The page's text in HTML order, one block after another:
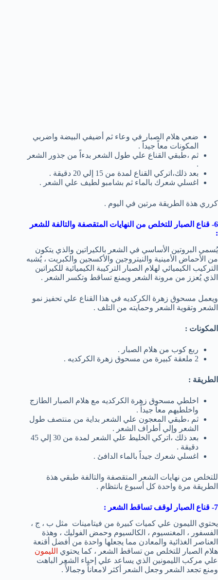
ضعي هلام الصبار في وعاء ثم أضيفي البيضة واضربي
المكونات معاً جيداً .
ثم ،طبقي القناع علي طول الشعر بدءاً من جذور الشعر
.
بعد ذلك،اتركي القناع لمدة من 15 إلي 20 دقيقة .
اغسلي شعرك بالماء ثم بشامبو لطيف علي الشعر .
كرري هذة الطريقة مرتين في اليوم .
6- قناع الصبار للتخلص من النهايات المتقصفة والتالفة للشعر
:
يُسمي البروتين الأساسي في الشعر بالكيراتين والذي يتكون
من الأحماض الأمينية والنيتروجين والأكسجين والكبريت ، يُشبه
التركيب الكيميائي لهلام الصبار التركيبة الكيميائية للكيراتين
الذي يُعزز من مرونة الشعر ويمنع تساقط وتكسر الشعر .
ويعمل مسحوق زهرة الكركديه في هذا القناع علي تحفيز نمو
الشعر وتقوية الشعر وحمايته من التلف .
المكونات :
ربع كوب من هلام الصبار .
2 ملعقة كبيرة من مسحوق زهرة الكركديه .
الطريقة :
اخلطي مسحوق زهرة الكركديه مع هلام الصبار الطازج
واخلطيهم معاً جيداً .
ثم ،طبقي المعجون علي الشعر بداية من منتصف طول
الشعر وإلي أطراف الشعر .
بعد ذلك ،اتركي الخليط علي الشعر لمدة من 30 إلي 45
دقيقة .
اغسلي شعرك جيداً بالماء الدافئ .
للتخلص من نهايات الشعر المتقصفة والتالفة طبقي هذة
الطريقة مرة واحدة كل أسبوع بانتظام .
7- قناع الصبار لوقف تساقط الشعر :
يحتوي الليمون علي كميات كبيرة من فيتامينات مثل ب ، ج ،
الفسفور ، المغنسيوم ، الكالسيوم وحمض الفوليك ، وهذة
العناصر الغذائية والمعادن مما يجعلها واحدة من أفضل أقنعة
هلام الصبار للتخلص من تساقط الشعر ، كما يحتوي الليمون
علي مركب الليمونين الذي يساعد علي إحياء الشعر الباهت
ومنع تجعد الشعر وجعل الشعر أكثر لامعاناً وجمالأً .